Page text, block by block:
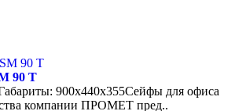
90 T
900x440x355Сейфы для офиса
компании ПРОМЕТ пред..